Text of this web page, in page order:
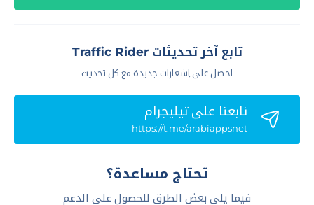
تابع آخر تحديثات Traffic Rider
احصل على إشعارات جديدة مع كل تحديث
تابعنا علي تيليجرام
https://t.me/arabiappsnet
تحتاج مساعدة؟
فيما يلي بعض الطرق للحصول على الدعم